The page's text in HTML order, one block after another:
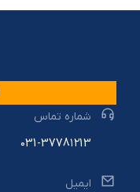
شماره تماس
۰31-3778۱۲13
ایمیل